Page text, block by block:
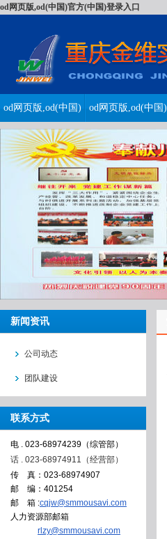
od网页版,od(中国)官方(中国)登录入口
od网页版,od(中国)
官方(中国)登录入
口
od网页版,od(中国)
官方(中国)登录入
口
新闻资讯
公司动态
团队建设
联系方式
电 . 023-68974239（综管部）
话 . 023-68974911（经营部）
传 真：023-68974907
邮 编：401254
邮 箱 :cqjw@smmousavi.com
人力资源部邮箱
rlzy@smmousavi.com